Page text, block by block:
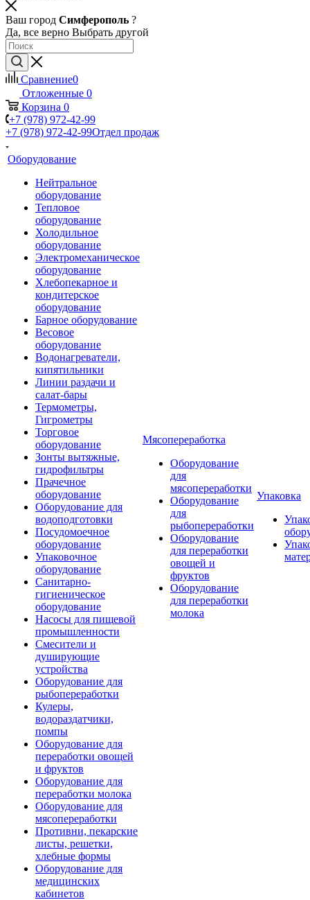
Ваш город Симферополь ?
Да, все верно Выбрать другой
Сравнение0
Отложенные 0
Корзина 0
+7 (978) 972-42-99
+7 (978) 972-42-99Отдел продаж
Оборудование
Нейтральное
оборудование
Тепловое
оборудование
Холодильное
оборудование
Электромеханическое
оборудование
Хлебопекарное и
кондитерское
оборудование
Барное оборудование
Весовое
оборудование
Водонагреватели,
кипятильники
Линии раздачи и
салат-бары
Термометры,
Гигрометры
Торговое
оборудование
Зонты вытяжные,
гидрофильтры
Прачечное
оборудование
Оборудование для
водоподготовки
Посудомоечное
оборудование
Упаковочное
оборудование
Санитарно-
гигиеническое
оборудование
Насосы для пищевой
промышленности
Смесители и
душирующие
устройства
Оборудование для
рыбопереработки
Кулеры,
водораздатчики,
помпы
Оборудование для
переработки овощей
и фруктов
Оборудование для
переработки молока
Оборудование для
мясопереработки
Противни, пекарские
листы, решетки,
хлебные формы
Оборудование для
медицинских
кабинетов
Мясопереработка
Оборудование
для
мясопереработки
Оборудование
для
рыбопереработки
Оборудование
для переработки
овощей и
фруктов
Оборудование
для переработки
молока
Упаковка